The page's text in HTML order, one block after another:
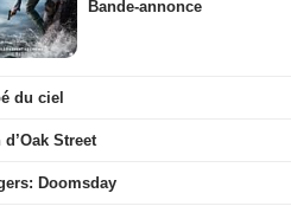
Bande-annonce
du ciel
d’Oak Street
Doomsday